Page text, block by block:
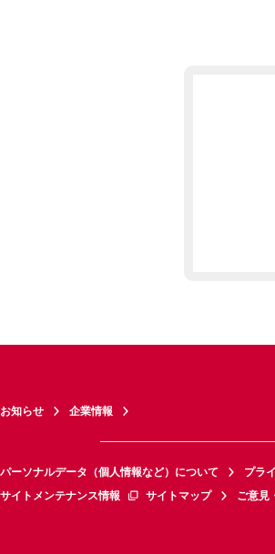
お知らせ 企業情報
パーソナルデータ（個人情報など）について プラ
サイトメンテナンス情報
サイトマップ ご意見